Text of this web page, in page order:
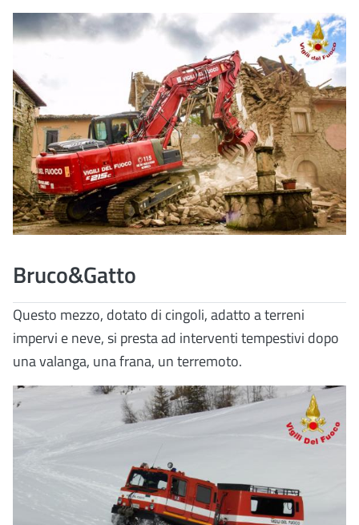
Bruco&Gatto
Questo mezzo, dotato di cingoli, adatto a terreni
impervi e neve, si presta ad interventi tempestivi dopo
una valanga, una frana, un terremoto.